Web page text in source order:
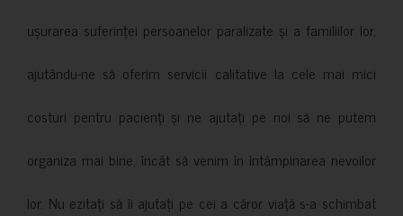
ușurarea suferinței persoanelor paralizate și a familiilor lor,
ajutându-ne să oferim servicii calitative la cele mai mici
costuri pentru pacienți și ne ajutați pe noi să ne putem
organiza mai bine, încât să venim în întâmpinarea nevoilor
lor. Nu ezitați să îi ajutați pe cei a căror viață s-a schimbat